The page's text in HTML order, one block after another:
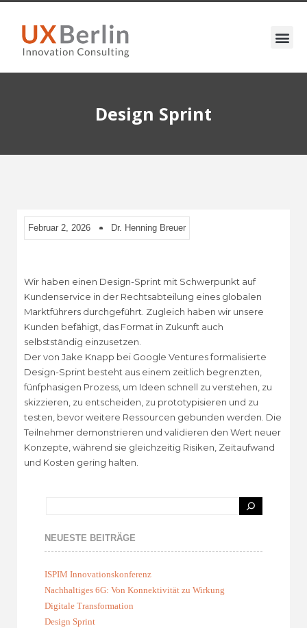
Design Sprint
Februar 2, 2026 Dr. Henning Breuer
Wir haben einen Design-Sprint mit Schwerpunkt auf
Kundenservice in der Rechtsabteilung eines globalen
Marktführers durchgeführt. Zugleich haben wir unsere
Kunden befähigt, das Format in Zukunft auch
selbstständig einzusetzen.
Der von Jake Knapp bei Google Ventures formalisierte
Design-Sprint besteht aus einem zeitlich begrenzten,
fünfphasigen Prozess, um Ideen schnell zu verstehen, zu
skizzieren, zu entscheiden, zu prototypisieren und zu
testen, bevor weitere Ressourcen gebunden werden. Die
Teilnehmer demonstrieren und validieren den Wert neuer
Konzepte, während sie gleichzeitig Risiken, Zeitaufwand
und Kosten gering halten.
NEUESTE BEITRÄGE
ISPIM Innovationskonferenz
Nachhaltiges 6G: Von Konnektivität zu Wirkung
Digitale Transformation
Design Sprint